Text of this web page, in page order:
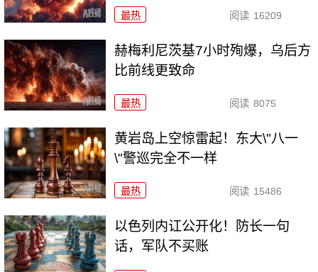
最热 阅读 16209
赫梅利尼茨基7小时殉爆，乌后方
比前线更致命
最热 阅读 8075
黄岩岛上空惊雷起！东大\"八一
\"警巡完全不一样
最热 阅读 15486
以色列内讧公开化！防长一句
话，军队不买账